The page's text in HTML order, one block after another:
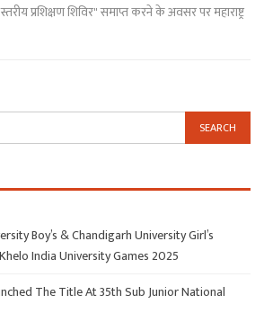
स्तरीय प्रशिक्षण शिविर" समाप्त करने के अवसर पर महाराष्ट्र
Boy’s & Chandigarh University Girl’s
India University Games 2025
The Title At 35th Sub Junior National